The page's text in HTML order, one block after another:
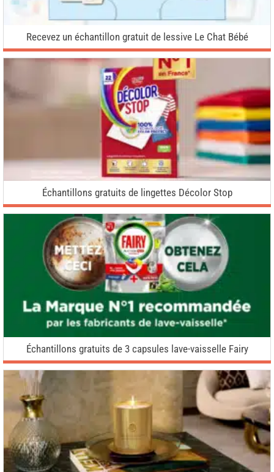
Recevez un échantillon gratuit de lessive Le Chat Bébé
Échantillons gratuits de lingettes Décolor Stop
Échantillons gratuits de 3 capsules lave-vaisselle Fairy